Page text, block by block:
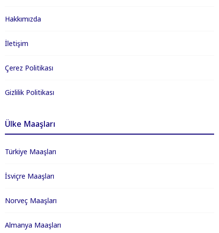
Hakkımızda
İletişim
Çerez Politikası
Gizlilik Politikası
Ülke Maaşları
Türkiye Maaşları
İsviçre Maaşları
Norveç Maaşları
Almanya Maaşları